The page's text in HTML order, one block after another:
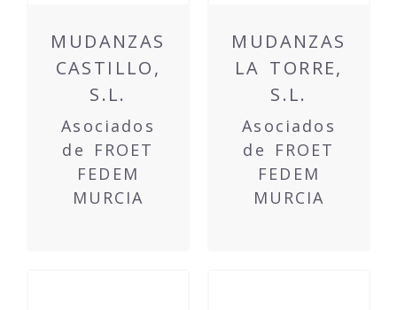
MUDANZAS
CASTILLO,
S.L.
Asociados
de FROET
FEDEM
MURCIA
MUDANZAS
LA TORRE,
S.L.
Asociados
de FROET
FEDEM
MURCIA